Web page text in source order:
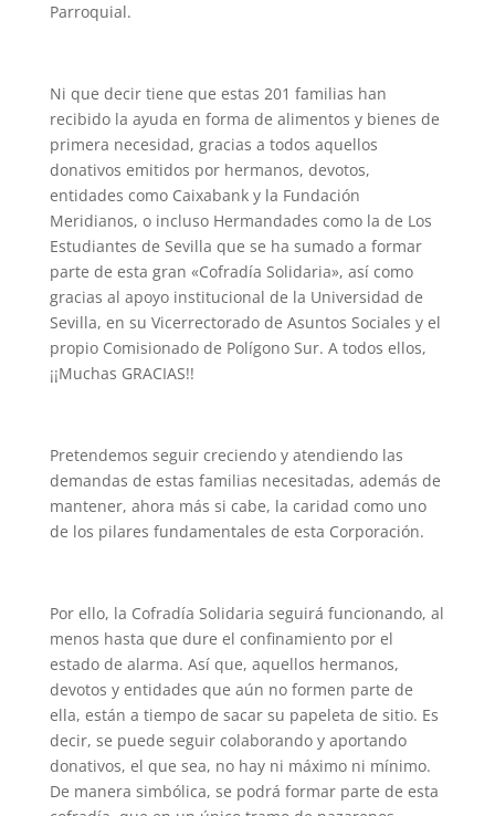
Parroquial.
Ni que decir tiene que estas 201 familias han
recibido la ayuda en forma de alimentos y bienes de
primera necesidad, gracias a todos aquellos
donativos emitidos por hermanos, devotos,
entidades como Caixabank y la Fundación
Meridianos, o incluso Hermandades como la de Los
Estudiantes de Sevilla que se ha sumado a formar
parte de esta gran «Cofradía Solidaria», así como
gracias al apoyo institucional de la Universidad de
Sevilla, en su Vicerrectorado de Asuntos Sociales y el
propio Comisionado de Polígono Sur. A todos ellos,
¡¡Muchas GRACIAS!!
Pretendemos seguir creciendo y atendiendo las
demandas de estas familias necesitadas, además de
mantener, ahora más si cabe, la caridad como uno
de los pilares fundamentales de esta Corporación.
Por ello, la Cofradía Solidaria seguirá funcionando, al
menos hasta que dure el confinamiento por el
estado de alarma. Así que, aquellos hermanos,
devotos y entidades que aún no formen parte de
ella, están a tiempo de sacar su papeleta de sitio. Es
decir, se puede seguir colaborando y aportando
donativos, el que sea, no hay ni máximo ni mínimo.
De manera simbólica, se podrá formar parte de esta